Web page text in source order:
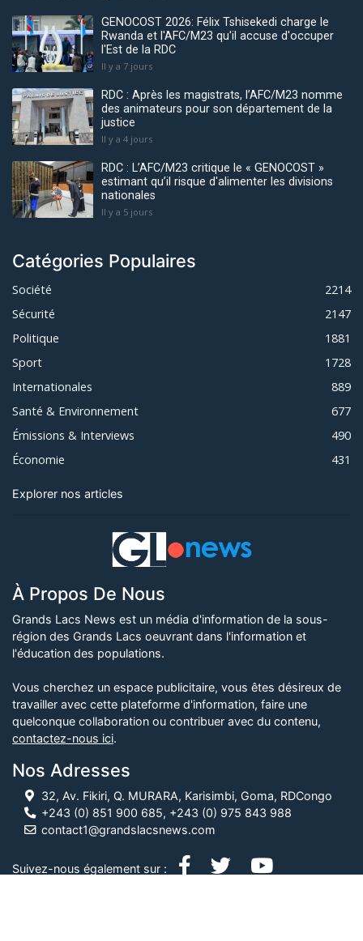
GENOCOST 2026: Félix Tshisekedi charge le
Rwanda et l'AFC/M23 qu'il accuse d'occuper
l'Est de la RDC
Il y a 7 jours
RDC : Après les magistrats, l’AFC/M23 nomme
des animateurs pour son département de la
justice
Il y a 4 jours
RDC : L’AFC/M23 critique le « GENOCOST »
estimant qu’il risque d'alimenter les divisions
nationales
Il y a 5 jours
Catégories Populaires
Société
2214
Sécurité
2147
Politique
1881
Sport
1728
Internationales
889
Santé & Environnement
677
Émissions & Interviews
490
Économie
431
Explorer nos articles
À Propos De Nous
Grands Lacs News est un média d'information de la sous-
région des Grands Lacs oeuvrant dans l'information et
l'éducation des populations.
Vous cherchez un espace publicitaire, vous êtes désireux de
travailler avec cette plateforme d'information, faire une
quelconque collaboration ou contribuer avec du contenu,
contactez-nous ici.
Nos Adresses
32, Av. Fikiri, Q. MURARA, Karisimbi, Goma, RDCongo
+243 (0) 851 900 685, +243 (0) 975 843 988
contact1@grandslacsnews.com
Suivez-nous également sur :